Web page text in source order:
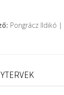
Pongrácz Ildikó |